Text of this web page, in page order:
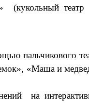
(кукольный театр
пальчикового
«Маша и
на